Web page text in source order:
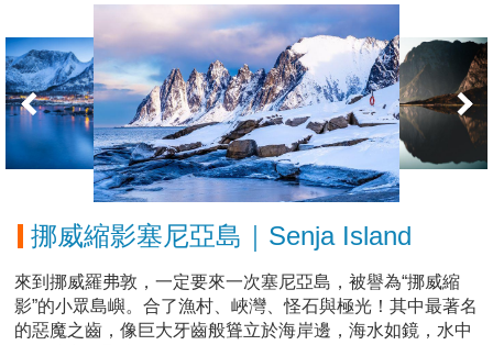
挪威縮影塞尼亞島｜Senja Island
來到挪威羅弗敦，一定要來一次塞尼亞島，被譽為“挪威縮
影”的小眾島嶼。合了漁村、峽灣、怪石與極光！其中最著名
的惡魔之齒，像巨大牙齒般聳立於海岸邊，海水如鏡，水中